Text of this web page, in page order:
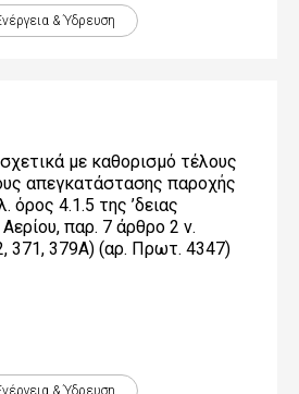
& Ύδρευση
με καθορισμό τέλους
απεγκατάστασης παροχής
όρος 4.1.5 της ’δειας
παρ. 7 άρθρο 2 ν.
371, 379Α) (αρ. Πρωτ. 4347)
& Ύδρευση